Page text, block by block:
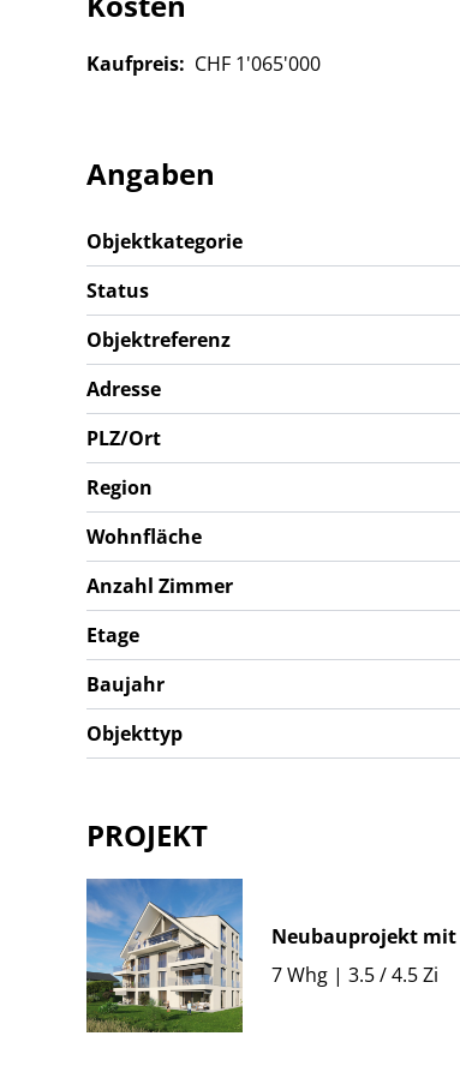
Kaufpreis: CHF 1'065'000
Angaben
Objektkategorie
Status
Objektreferenz
Adresse
PLZ/Ort
Region
Wohnfläche
Anzahl Zimmer
Etage
Baujahr
Objekttyp
PROJEKT
Neubauprojekt
7 Whg | 3.5 / 4.5 Zi